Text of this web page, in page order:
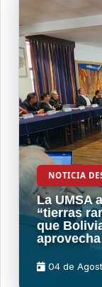
NOTICIA
La UMSA
“tierras
que
aprovecha
04 de